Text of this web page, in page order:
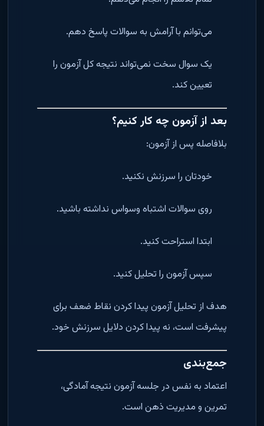
می‌توانم با آرامش به سوالات پاسخ دهم.
یک سوال سخت نمی‌تواند نتیجه کل آزمون را
تعیین کند.
بعد از آزمون چه کار کنیم؟
بلافاصله پس از آزمون:
خودتان را سرزنش نکنید.
روی سوالات اشتباه وسواس نداشته باشید.
ابتدا استراحت کنید.
سپس آزمون را تحلیل کنید.
هدف از تحلیل آزمون پیدا کردن نقاط ضعف برای
پیشرفت است، نه پیدا کردن دلایل سرزنش خود.
جمع‌بندی
اعتماد به نفس در جلسه آزمون نتیجه آمادگی،
تمرین و مدیریت ذهن است.